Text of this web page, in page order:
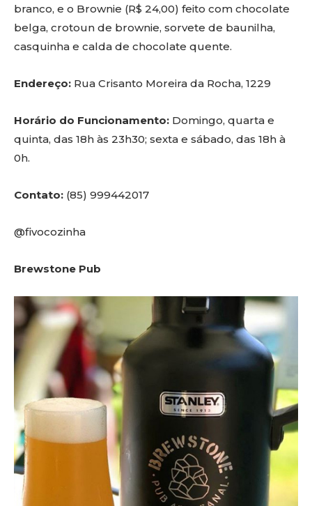
branco, e o Brownie (R$ 24,00) feito com chocolate
belga, crotoun de brownie, sorvete de baunilha,
casquinha e calda de chocolate quente.
Endereço: Rua Crisanto Moreira da Rocha, 1229
Horário do Funcionamento: Domingo, quarta e
quinta, das 18h às 23h30; sexta e sábado, das 18h à
0h.
Contato: (85) 999442017
@fivocozinha
Brewstone Pub